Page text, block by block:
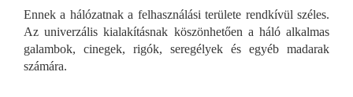
Ennek a hálózatnak a felhasználási területe rendkívül széles.
Az univerzális kialakításnak köszönhetően a háló alkalmas
galambok, cinegek, rigók, seregélyek és egyéb madarak
számára.